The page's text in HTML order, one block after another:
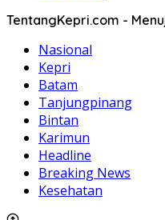
TentangKepri.com -
Nasional
Kepri
Batam
Tanjungpinang
Bintan
Karimun
Headline
Breaking News
Kesehatan